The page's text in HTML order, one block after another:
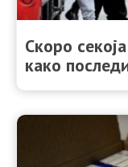
Скоро
како